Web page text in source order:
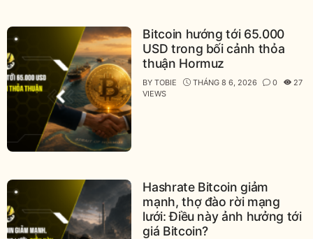
Bitcoin hướng tới 65.000
USD trong bối cảnh thỏa
thuận Hormuz
BYTOBIE THÁNG 8 6, 2026 0
27
VIEWS
Hashrate Bitcoin giảm
mạnh, thợ đào rời mạng
lưới: Điều này ảnh hưởng tới
giá Bitcoin?